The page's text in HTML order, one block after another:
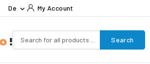
De  My Account
Search